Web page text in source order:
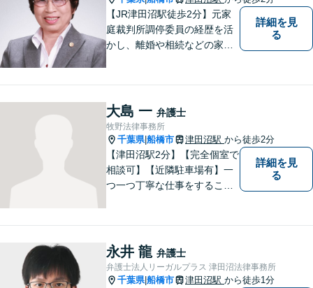
【JR津田沼駅徒歩2分】元家
庭裁判所調停委員の経歴を活
かし、離婚や相続などの家事
詳細を見
る
大島 一 弁護士
牧野法律事務所
千葉県|船橋市 津田沼駅 から徒歩2分
【津田沼駅2分】【完全個室で
相談可】【近隣駐車場有】一
つ一つ丁寧な仕事をすること
葉県船橋市の牧野法律事務所
へお気軽にご相談下さい。
詳細を見
る
永井 龍 弁護士
弁護士法人リーガルプラス 津田沼法律事務所
千葉県|船橋市 津田沼駅 から徒歩1分